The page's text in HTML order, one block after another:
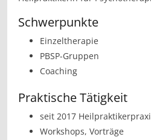
Schwerpunkte
Einzeltherapie
PBSP-Gruppen
Coaching
Praktische Tätigkeit
seit 2017
Workshops, Vorträge